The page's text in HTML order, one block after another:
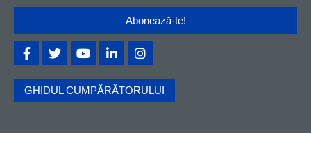
GHIDUL CUMPĂRĂTORULUI